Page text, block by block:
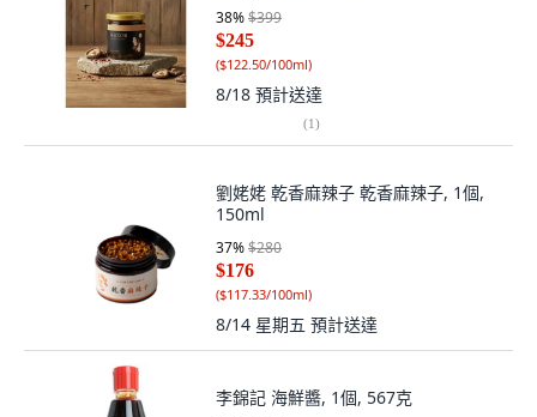
38%$399
$245
($122.50/100ml)
8/18 預計送達
(1)
劉姥姥 乾香麻辣子 乾香麻辣子, 1個,
150ml
37%$280
$176
($117.33/100ml)
8/14 星期五 預計送達
李錦記 海鮮醬, 1個, 567克